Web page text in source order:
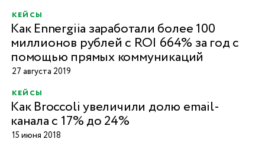
кейсы
Как Ennergiia заработали более 100
миллионов рублей c ROI 664% за год с
помощью прямых коммуникаций
27 августа 2019
кейсы
Как Broccoli увеличили долю email-
канала с 17% до 24%
15 июня 2018